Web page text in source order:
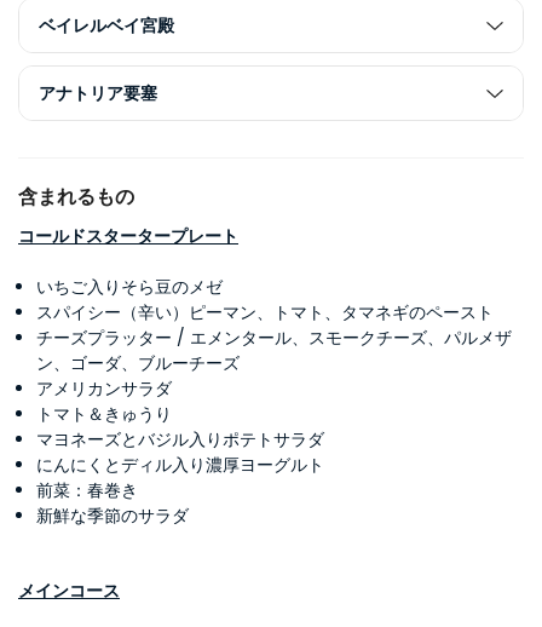
ベイレルベイ宮殿
アナトリア要塞
含まれるもの
コールドスタータープレート
いちご入りそら豆のメゼ
スパイシー（辛い）ピーマン、トマト、タマネギのペースト
チーズプラッター / エメンタール、スモークチーズ、パルメザ
ン、ゴーダ、ブルーチーズ
アメリカンサラダ
トマト＆きゅうり
マヨネーズとバジル入りポテトサラダ
にんにくとディル入り濃厚ヨーグルト
前菜：春巻き
新鮮な季節のサラダ
メインコース